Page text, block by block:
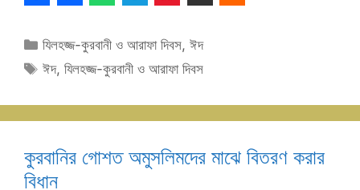
Categories
যিলহজ্জ-কুরবানী ও আরাফা দিবস,ঈদ
Tags
ঈদ,যিলহজ্জ-কুরবানী ও আরাফা দিবস
কুরবানির গোশত অমুসলিমদের মাঝে বিতরণ করার
বিধান